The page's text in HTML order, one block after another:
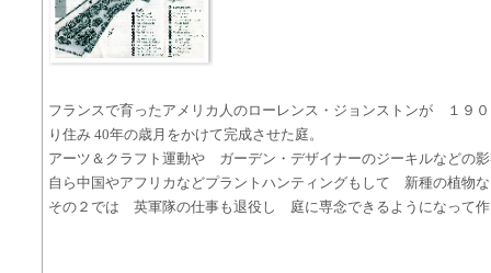
フランスで育ったアメリカ人のローレンス・ジョンストンが １９
り住み 40年の歳月をかけて完成させた庭。
アーツ＆クラフト運動や ガーデン・デザイナーのジーキルなどの
自ら中国やアフリカなどプラントハンティングもして 新種の植物
その２では 英軍隊の仕事も退役し 庭に専念できるようになって作